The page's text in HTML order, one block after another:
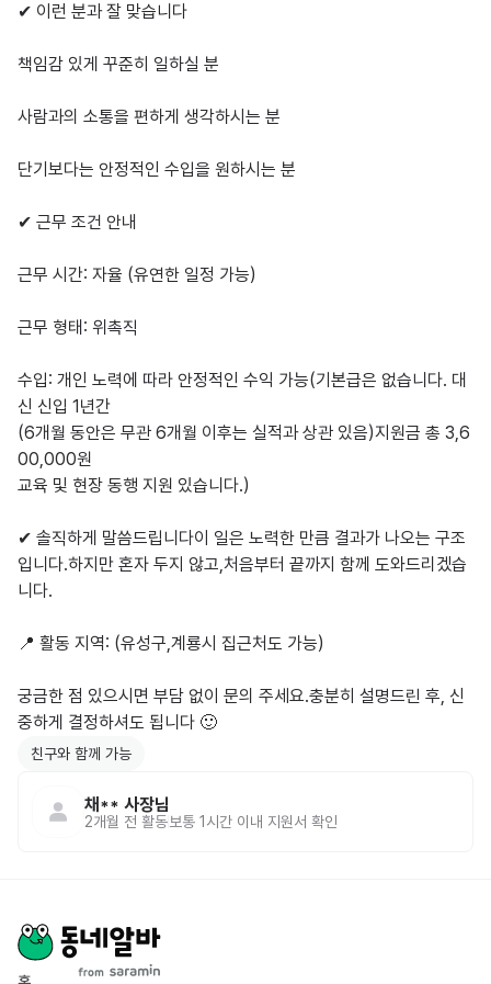
✔ 이런 분과 잘 맞습니다
책임감 있게 꾸준히 일하실 분
사람과의 소통을 편하게 생각하시는 분
단기보다는 안정적인 수입을 원하시는 분
✔ 근무 조건 안내
근무 시간: 자율 (유연한 일정 가능)
근무 형태: 위촉직
수입: 개인 노력에 따라 안정적인 수익 가능(기본급은 없습니다. 대
신 신입 1년간
(6개월 동안은 무관 6개월 이후는 실적과 상관 있음)지원금 총 3,6
00,000원
교육 및 현장 동행 지원 있습니다.)
✔ 솔직하게 말씀드립니다이 일은 노력한 만큼 결과가 나오는 구조
입니다.하지만 혼자 두지 않고,처음부터 끝까지 함께 도와드리겠습
니다.
📍 활동 지역: (유성구,계룡시 집근처도 가능)
궁금한 점 있으시면 부담 없이 문의 주세요.충분히 설명드린 후, 신
중하게 결정하셔도 됩니다 🙂
친구와 함께 가능
채** 사장님
2개월 전 활동 보통 1시간 이내 지원서 확인